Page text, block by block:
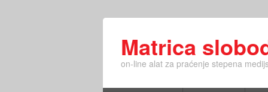
Matrica
on-line alat za praćenje stepena